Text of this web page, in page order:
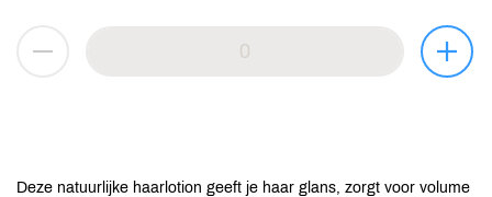
Deze natuurlijke haarlotion geeft je haar glans, zorgt voor volume